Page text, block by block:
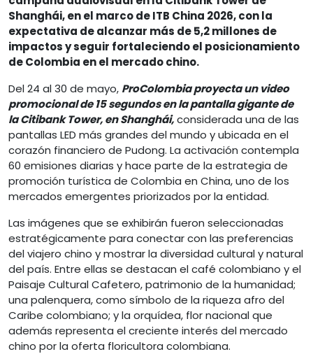
Shanghái, en el marco de ITB China 2026, con la
expectativa de alcanzar más de 5,2 millones de
impactos y seguir fortaleciendo el posicionamiento
de Colombia en el mercado chino.
Del 24 al 30 de mayo, ProColombia proyecta un video
promocional de 15 segundos en la pantalla gigante de
la Citibank Tower, en Shanghái,considerada una de las
pantallas LED más grandes del mundo y ubicada en el
corazón financiero de Pudong. La activación contempla
60 emisiones diarias y hace parte de la estrategia de
promoción turística de Colombia en China, uno de los
mercados emergentes priorizados por la entidad.
Las imágenes que se exhibirán fueron seleccionadas
estratégicamente para conectar con las preferencias
del viajero chino y mostrar la diversidad cultural y natural
del país. Entre ellas se destacan el café colombiano y el
Paisaje Cultural Cafetero, patrimonio de la humanidad;
una palenquera, como símbolo de la riqueza afro del
Caribe colombiano; y la orquídea, flor nacional que
además representa el creciente interés del mercado
chino por la oferta floricultora colombiana.